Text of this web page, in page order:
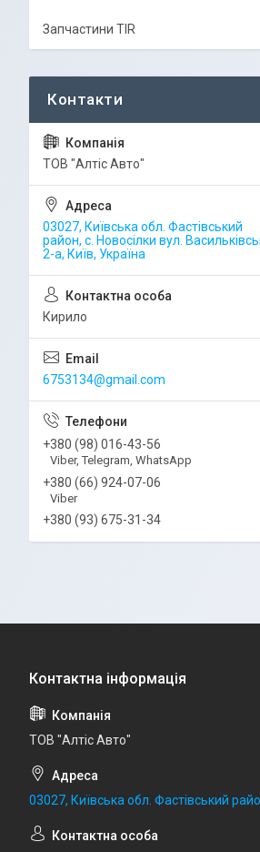
Запчастини TIR
ТОВ "Алтіс Авто"
03027, Київська обл. Фастівський
район, с. Новосілки вул.
2-а, Київ, Україна
Кирило
6753134@gmail.com
+380 (98) 016-43-56
Viber, Telegram, WhatsApp
+380 (66) 924-07-06
Viber
+380 (93) 675-31-34
ТОВ "Алтіс Авто"
03027, Київська обл. Фастівський